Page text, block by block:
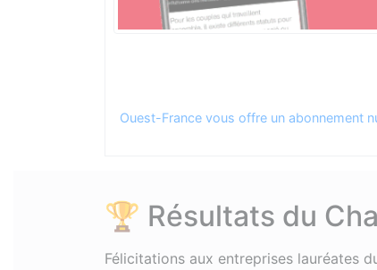
Ouest-France vous offre un abonnement
🏆 Résultats du
Félicitations aux entreprises lauréates